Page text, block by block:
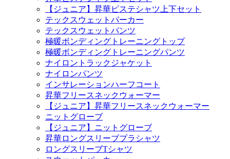
【ジュニア】昇華ピステシャツ上下セット
テックスウェットパーカー
テックスウェットパンツ
極暖ボンディングトレーニングトップ
極暖ボンディングトレーニングパンツ
ナイロントラックジャケット
ナイロンパンツ
インサレーションハーフコート
昇華フリースネックウォーマー
【ジュニア】昇華フリースネックウォーマー
ニットグローブ
【ジュニア】ニットグローブ
昇華ロングスリーブプラシャツ
ロングスリーブTシャツ